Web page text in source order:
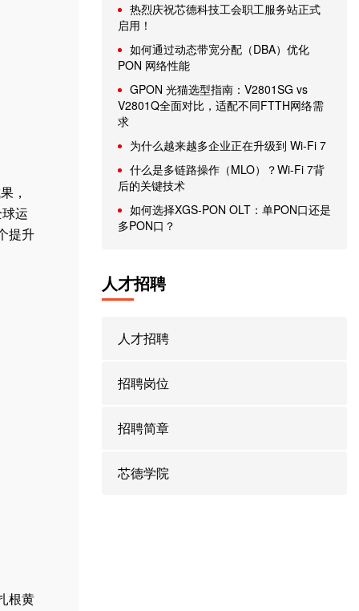
，
运
提升
根黄
热烈庆祝芯德科技工会职工服务站正式
启用！
如何通过动态带宽分配（DBA）优化
PON 网络性能
GPON 光猫选型指南：V2801SG vs
V2801Q全面对比，适配不同FTTH网络需
求
为什么越来越多企业正在升级到 Wi-Fi 7
什么是多链路操作（MLO）？Wi-Fi 7背
后的关键技术
如何选择XGS-PON OLT：单PON口还是
多PON口？
人才招聘
人才招聘
招聘岗位
招聘简章
芯德学院